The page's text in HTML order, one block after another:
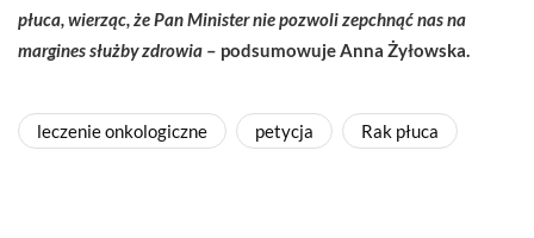
płuca, wierząc, że Pan Minister nie pozwoli zepchnąćnas na
margines służby zdrowia – podsumowuje Anna Żyłowska.
leczenie onkologiczne petycja Rak płuca